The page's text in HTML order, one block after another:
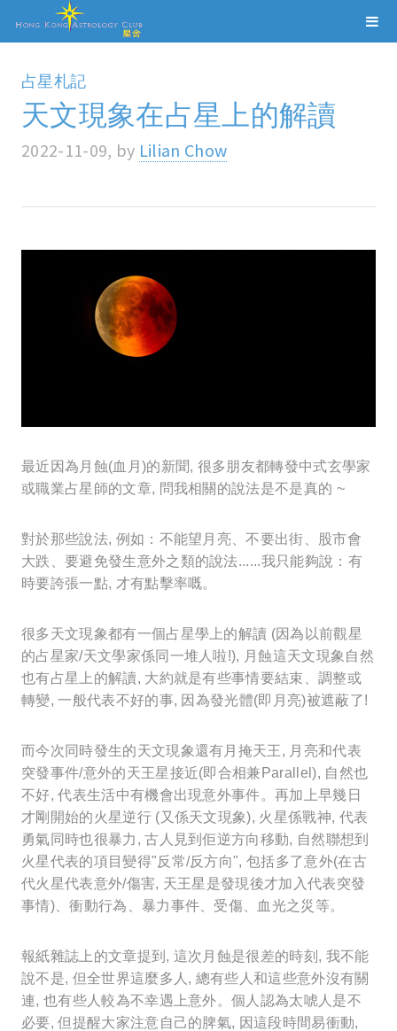
占星札記
天文現象在占星上的解讀
2022-11-09, by Lilian Chow
最近因為月蝕(血月)的新聞, 很多朋友都轉發中式玄學家
或職業占星師的文章, 問我相關的說法是不是真的 ~
對於那些說法, 例如：不能望月亮、不要出街、股市會
大跌、要避免發生意外之類的說法......我只能夠說：有
時要誇張一點, 才有點擊率嘅。
很多天文現象都有一個占星學上的解讀 (因為以前觀星
的占星家/天文學家係同一堆人啦!), 月蝕這天文現象自然
也有占星上的解讀, 大約就是有些事情要結束、調整或
轉變, 一般代表不好的事, 因為發光體(即月亮)被遮蔽了!
而今次同時發生的天文現象還有月掩天王, 月亮和代表
突發事件/意外的天王星接近(即合相兼Parallel), 自然也
不好, 代表生活中有機會出現意外事件。再加上早幾日
才剛開始的火星逆行 (又係天文現象), 火星係戰神, 代表
勇氣同時也很暴力, 古人見到佢逆方向移動, 自然聯想到
火星代表的項目變得"反常/反方向", 包括多了意外(在古
代火星代表意外/傷害, 天王星是發現後才加入代表突發
事情)、衝動行為、暴力事件、受傷、血光之災等。
報紙雜誌上的文章提到, 這次月蝕是很差的時刻, 我不能
說不是, 但全世界這麼多人, 總有些人和這些意外沒有關
連, 也有些人較為不幸遇上意外。個人認為太唬人是不
必要, 但提醒大家注意自己的脾氣, 因這段時間易衝動,